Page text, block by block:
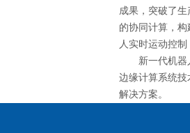
成果，突破了
的协同计算，
人实时运动控
新一代机器人
边缘计算系统
解决方案。